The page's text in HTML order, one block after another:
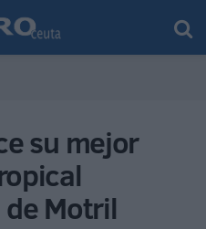
su mejor
Motril